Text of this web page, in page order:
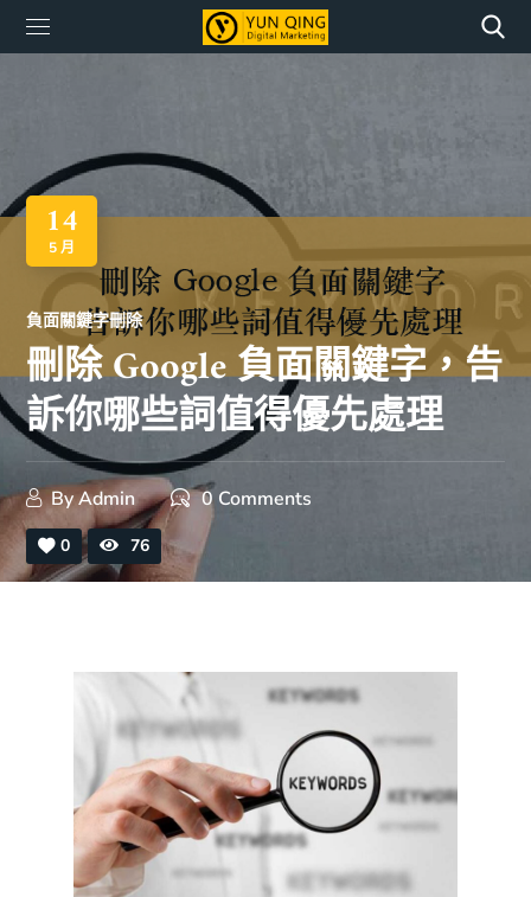
14
5 月
負面關鍵字刪除
刪除 Google 負面關鍵字，告
訴你哪些詞值得優先處理
ByAdmin 0 Comments
0 76